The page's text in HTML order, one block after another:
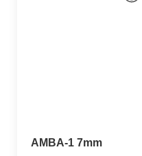
AMBA-1 7mm